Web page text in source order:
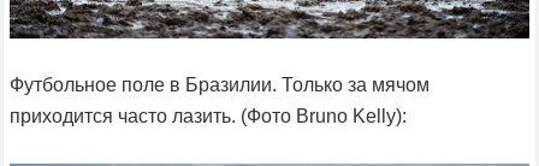
Футбольное поле в Бразилии. Только за мячом
приходится часто лазить. (Фото Bruno Kelly):